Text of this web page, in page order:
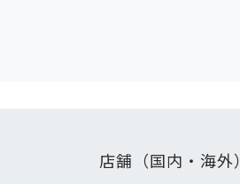
店舗（国内・海外）